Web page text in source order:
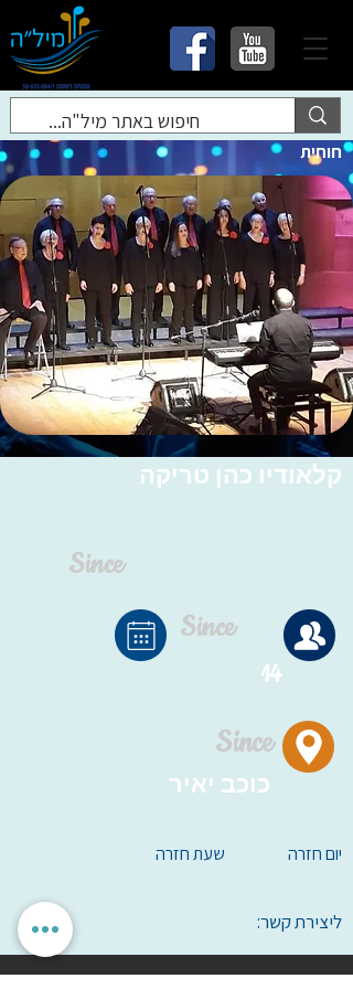
חוחית
קלאודיו כהן טריקה
Since
Since
14
Since
כוכב יאיר
שעת חזרה יום חזרה
ליצירת קשר: